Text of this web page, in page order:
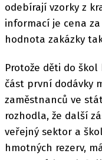
odebírají vzorky z
informací je cena
hodnota zakázky
Protože děti do
část první dodávky
zaměstnanců ve
rozhodla, že další
veřejný sektor a
hmotných rezerv,